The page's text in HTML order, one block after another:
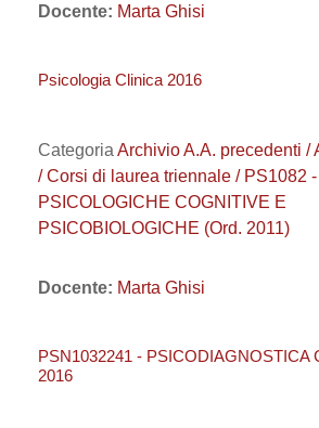
Docente: Marta Ghisi
Psicologia Clinica 2016
Categoria Archivio A.A. precedenti /
/ Corsi di laurea triennale / PS1082
PSICOLOGICHE COGNITIVE E
PSICOBIOLOGICHE (Ord. 2011)
Docente: Marta Ghisi
PSN1032241 - PSICODIAGNOSTICA
2016